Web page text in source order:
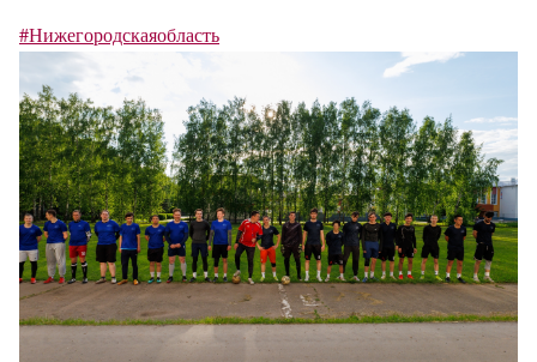
#Нижегородскаяобласть